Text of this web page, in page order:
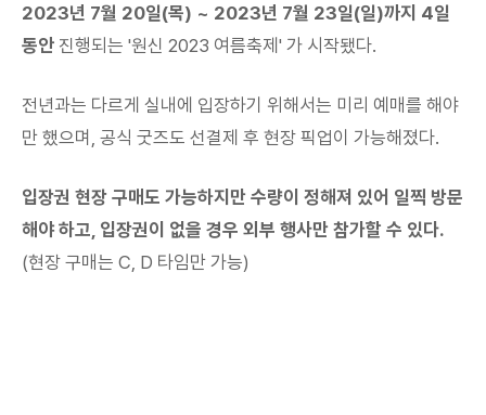
2023년 7월 20일(목) ~ 2023년 7월 23일(일)까지 4일
동안 진행되는 '원신 2023 여름축제' 가 시작됐다.
전년과는 다르게 실내에 입장하기 위해서는 미리 예매를 해야
만 했으며, 공식 굿즈도 선결제 후 현장 픽업이 가능해졌다.
입장권 현장 구매도 가능하지만 수량이 정해져 있어 일찍 방문
해야 하고, 입장권이 없을 경우 외부 행사만 참가할 수 있다.
(현장 구매는 C, D 타임만 가능)